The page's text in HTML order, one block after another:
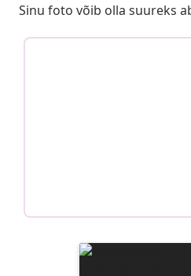
Sinu foto võib olla suureks